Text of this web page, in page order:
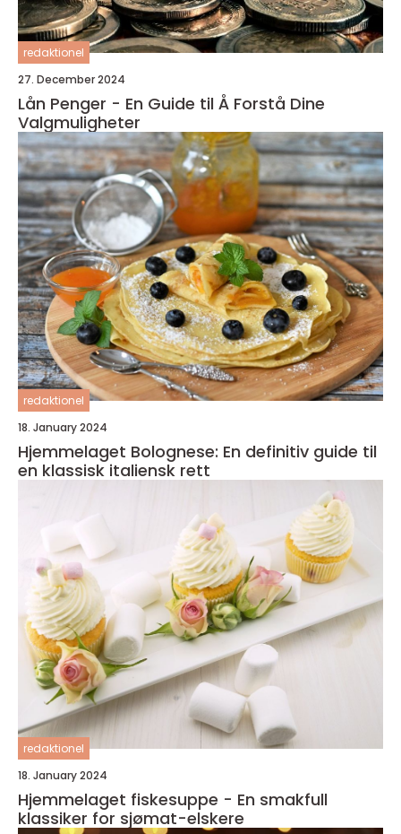
redaktionel
27. December 2024
Lån Penger - En Guide til Å Forstå Dine
Valgmuligheter
redaktionel
18. January 2024
Hjemmelaget Bolognese: En definitiv guide til
en klassisk italiensk rett
redaktionel
18. January 2024
Hjemmelaget fiskesuppe - En smakfull
klassiker for sjømat-elskere